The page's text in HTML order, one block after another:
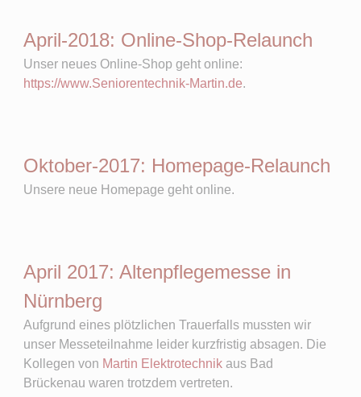
April-2018: Online-Shop-Relaunch
Unser neues Online-Shop geht online:
https://www.Seniorentechnik-Martin.de.
Oktober-2017: Homepage-Relaunch
Unsere neue Homepage geht online.
April 2017: Altenpflegemesse in
Nürnberg
Aufgrund eines plötzlichen Trauerfalls mussten wir
unser Messeteilnahme leider kurzfristig absagen. Die
Kollegen von Martin Elektrotechnik aus Bad
Brückenau waren trotzdem vertreten.